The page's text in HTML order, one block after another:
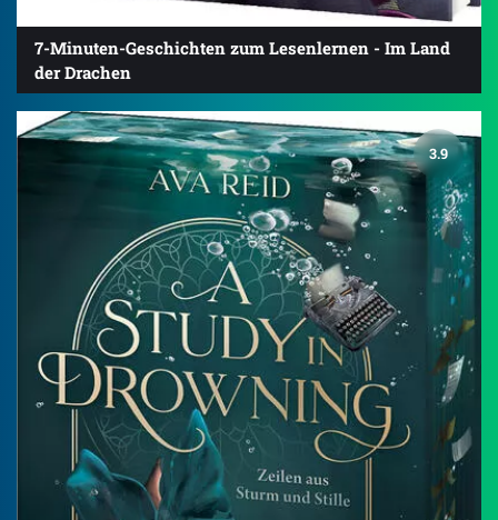
7-Minuten-Geschichten zum Lesenlernen - Im Land
der Drachen
3.9